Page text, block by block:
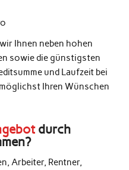
Ihnen neben hohen
sowie die günstigsten
und Laufzeit bei
Ihren Wünschen
durch
Arbeiter, Rentner,